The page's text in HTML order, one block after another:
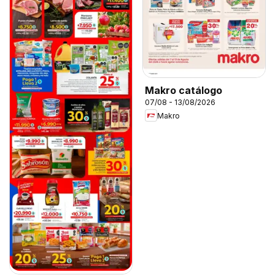
Makro catálogo
07/08 - 13/08/2026
Makro